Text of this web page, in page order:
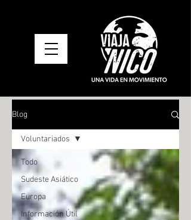
Blog
Todo
Sudeste Asiático
Europa
Información Útil
Voluntariados